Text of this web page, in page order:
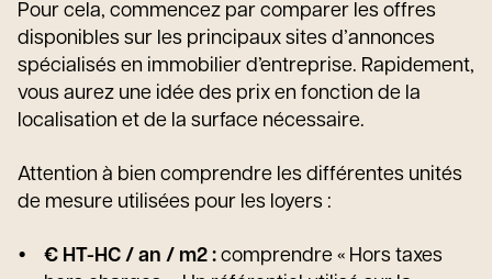
Pour cela, commencez par comparer les offres
disponibles sur les principaux sites d’annonces
spécialisés en immobilier d’entreprise. Rapidement,
vous aurez une idée des prix en fonction de la
localisation et de la surface nécessaire.
Attention à bien comprendre les différentes unités
de mesure utilisées pour les loyers :
€ HT-HC / an / m2 : comprendre « Hors taxes